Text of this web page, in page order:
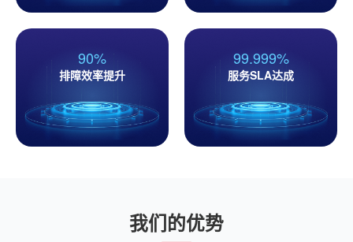
90%
排障效率提升
99.999%
服务SLA达成
我们的优势